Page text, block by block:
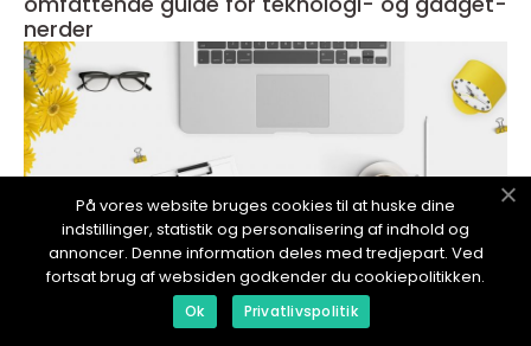
nerder
På vores website bruges cookies til at huske dine
indstillinger, statistik og personalisering af indhold og
annoncer. Denne information deles med tredjepart. Ved
fortsat brug af websiden godkender du cookiepolitikken.
Ok Privatlivspolitik